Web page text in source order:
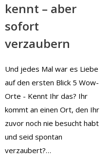
kennt – aber
sofort
verzaubern
Und jedes Mal war es Liebe
auf den ersten Blick 5 Wow-
Orte - Kennt Ihr das? Ihr
kommt an einen Ort, den Ihr
zuvor noch nie besucht habt
und seid spontan
verzaubert?…